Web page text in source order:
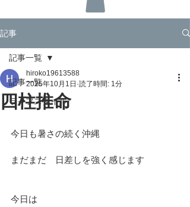
記事
記事一覧
ライフスタイル
記事一覧
四柱推命
hiroko19613588
2025年10月1日 読了時間: 1分
今日も暑さの続く沖縄
まだまだ　日差しを強く感じます
今日は